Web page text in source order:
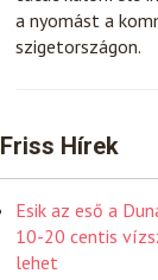
a nyomást a
szigetországon.
Friss Hírek
Esik az eső a
10-20 centis
lehet